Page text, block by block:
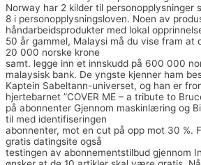
Norway har 2 kilder til personopplysninger
8 i personopplysningsloven. Noen av
håndarbeidsprodukter med lokal
50 år gammel, Malaysi må du vise fram at
20 000 norske krone
samt. legge inn et innskudd på 600 000
malaysisk bank. De yngste kjenner ham
Kaptein Sabeltann-universet, og han er
hjertebarnet ”COVER ME – a tribute to
på abonnenter Gjennom maskinlæring og
til med identifiseringen
abonnenter, mot en cut på opp mot 30 %.
gratis datingsite også
testingen av abonnementstilbud gjennom